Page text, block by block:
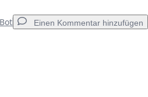
Einen Kommentar hinzufügen